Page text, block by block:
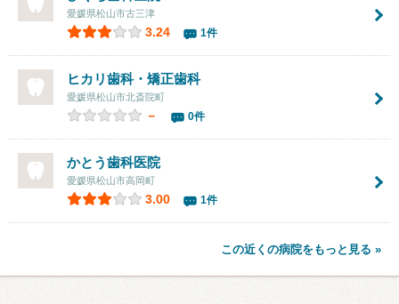
愛媛県松山市古三津
3.24 1件
ヒカリ歯科・矯正歯科
愛媛県松山市北斎院町
－ 0件
かとう歯科医院
愛媛県松山市高岡町
3.00 1件
この近くの病院をもっと見る »